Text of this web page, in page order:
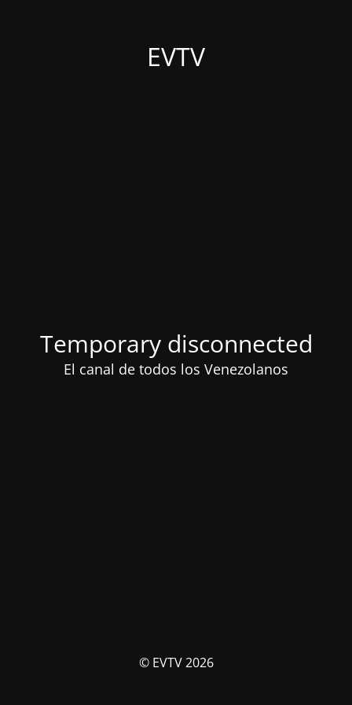
EVTV
Temporary disconnected
El canal de todos los Venezolanos
© EVTV 2026